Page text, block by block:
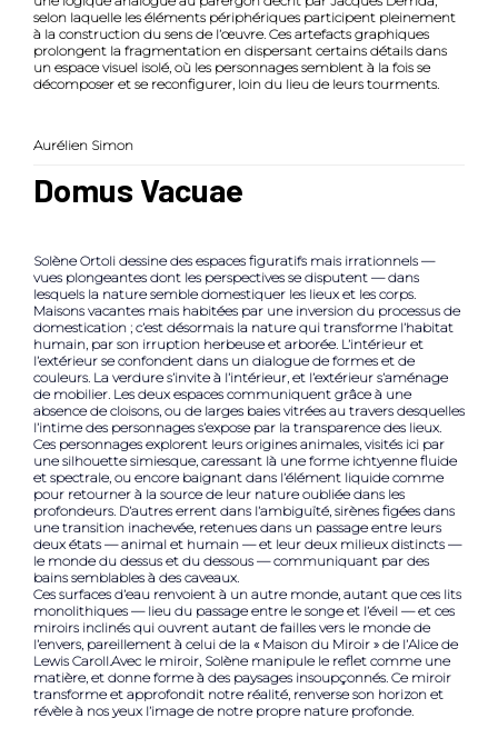
selon laquelle les éléments périphériques participent pleinement
à la construction du sens de l’œuvre. Ces artefacts graphiques
prolongent la fragmentation en dispersant certains détails dans
un espace visuel isolé, où les personnages semblent à la fois se
décomposer et se reconfigurer, loin du lieu de leurs tourments.
Aurélien Simon
Domus Vacuae
Solène Ortoli dessine des espaces figuratifs mais irrationnels —
vues plongeantes dont les perspectives se disputent — dans
lesquels la nature semble domestiquer les lieux et les corps.
Maisons vacantes mais habitées par une inversion du processus de
domestication ; c’est désormais la nature qui transforme l’habitat
humain, par son irruption herbeuse et arborée. L’intérieur et
l’extérieur se confondent dans un dialogue de formes et de
couleurs. La verdure s’invite à l’intérieur, et l’extérieur s’aménage
de mobilier. Les deux espaces communiquent grâce à une
absence de cloisons, ou de larges baies vitrées au travers desquelles
l’intime des personnages s’expose par la transparence des lieux.
Ces personnages explorent leurs origines animales, visités ici par
une silhouette simiesque, caressant là une forme ichtyenne fluide
et spectrale, ou encore baignant dans l’élément liquide comme
pour retourner à la source de leur nature oubliée dans les
profondeurs. D’autres errent dans l’ambiguïté, sirènes figées dans
une transition inachevée, retenues dans un passage entre leurs
deux états — animal et humain — et leur deux milieux distincts —
le monde du dessus et du dessous — communiquant par des
bains semblables à des caveaux.
Ces surfaces d’eau renvoient à un autre monde, autant que ces lits
monolithiques — lieu du passage entre le songe et l’éveil — et ces
miroirs inclinés qui ouvrent autant de failles vers le monde de
l’envers, pareillement à celui de la « Maison du Miroir » de l’Alice de
Lewis Caroll.Avec le miroir, Solène manipule le reflet comme une
matière, et donne forme à des paysages insoupçonnés. Ce miroir
transforme et approfondit notre réalité, renverse son horizon et
révèle à nos yeux l’image de notre propre nature profonde.